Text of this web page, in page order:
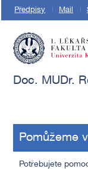
Předpisy Mail
Doc. MUDr.
Pomůžeme
Potřebujete